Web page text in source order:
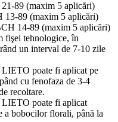
89 (maxim 5 aplicări)
13-89 (maxim 5 aplicări)
14-89 (maxim 5 aplicări)
fişei tehnologice, în
un interval de 7-10 zile
LIETO poate fi aplicat pe
cu fenofaza de 3-4
recoltare.
LIETO poate fi aplicat
a bobocilor florali, până la